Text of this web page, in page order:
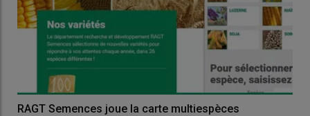
RAGT Semences joue la carte multiespèces